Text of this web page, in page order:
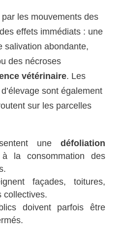
les mouvements des
effets immédiats : une
salivation abondante,
des nécroses
vétérinaire. Les
sont également
sur les parcelles
une défoliation
la consommation des
façades, toitures,
collectives.
doivent parfois être